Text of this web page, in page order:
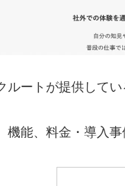
ルートが提供して
機能、料金・導入事